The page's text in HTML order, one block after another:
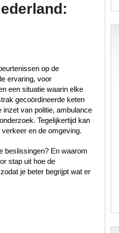
op de
ervaring, voor
een situatie waarin elke
gecoördineerde keten
inzet van politie, ambulance
Tegelijkertijd kan
en de omgeving.
beslissingen? En waarom
stap uit hoe de
je beter begrijpt wat er